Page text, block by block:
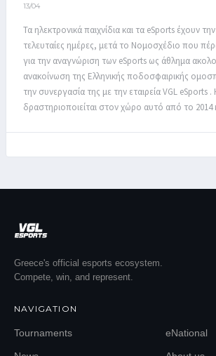
13/04
Τα ηλεκτρονικά παιχνίδια και τα eSports έχουν την
τελευταίες ημέρες, μετά το Νομοσχέδιο που
για την αναγνώριση των eSports ως άθλημα
ανακοίνωση της Ελληνικής ποδοσφαιρικής
την συνεργασία της με την εταιρεία VGL eSports .
δραστηριοποιείται στον χώρο αυτό από το 2014
Greece's official esports ecosystem.
Compete, win, and represent.
NAVIGATION
Tournaments eNational